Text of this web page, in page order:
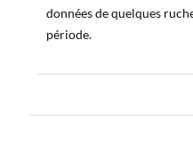
données de quelques
période.